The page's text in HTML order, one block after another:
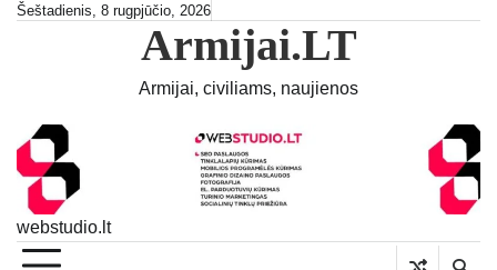
SkipŠeštadienis, 8 rugpjūčio, 2026
Armijai.LT
Armijai, civiliams, naujienos
webstudio.lt